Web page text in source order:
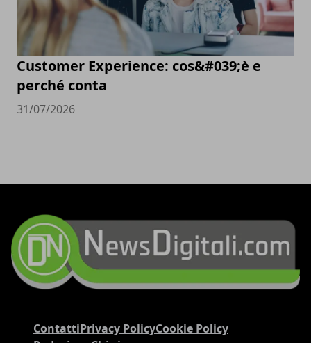
Customer Experience: cos&#039;è e
perché conta
31/07/2026
ContattiPrivacy PolicyCookie Policy